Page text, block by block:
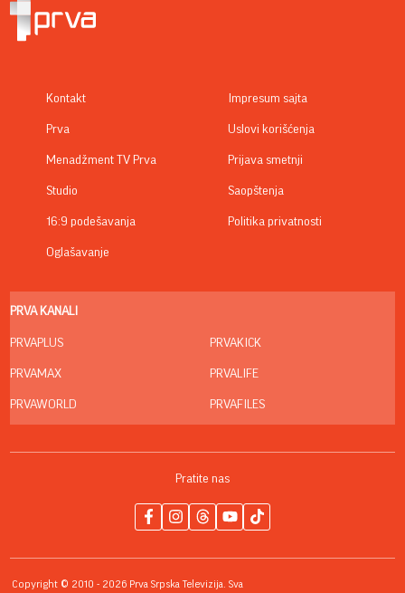
Kontakt
Prva
Menadžment TV Prva
Studio
16:9 podešavanja
Oglašavanje
Impresum sajta
Uslovi korišćenja
Prijava smetnji
Saopštenja
Politika privatnosti
PRVA KANALI
PRVAPLUS
PRVAMAX
PRVAWORLD
PRVAKICK
PRVALIFE
PRVAFILES
Pratite nas
Copyright © 2010 - 2026 Prva Srpska Televizija. Sva